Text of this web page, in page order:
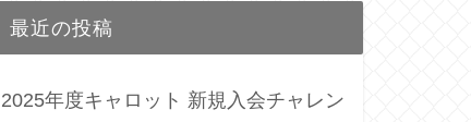
最近の投稿
2025年度キャロット 新規入会チャレン